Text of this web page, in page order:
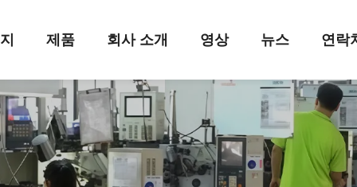
제품 회사 소개 영상 뉴스 연락